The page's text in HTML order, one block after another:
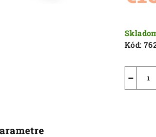
cena:
Kód:
−